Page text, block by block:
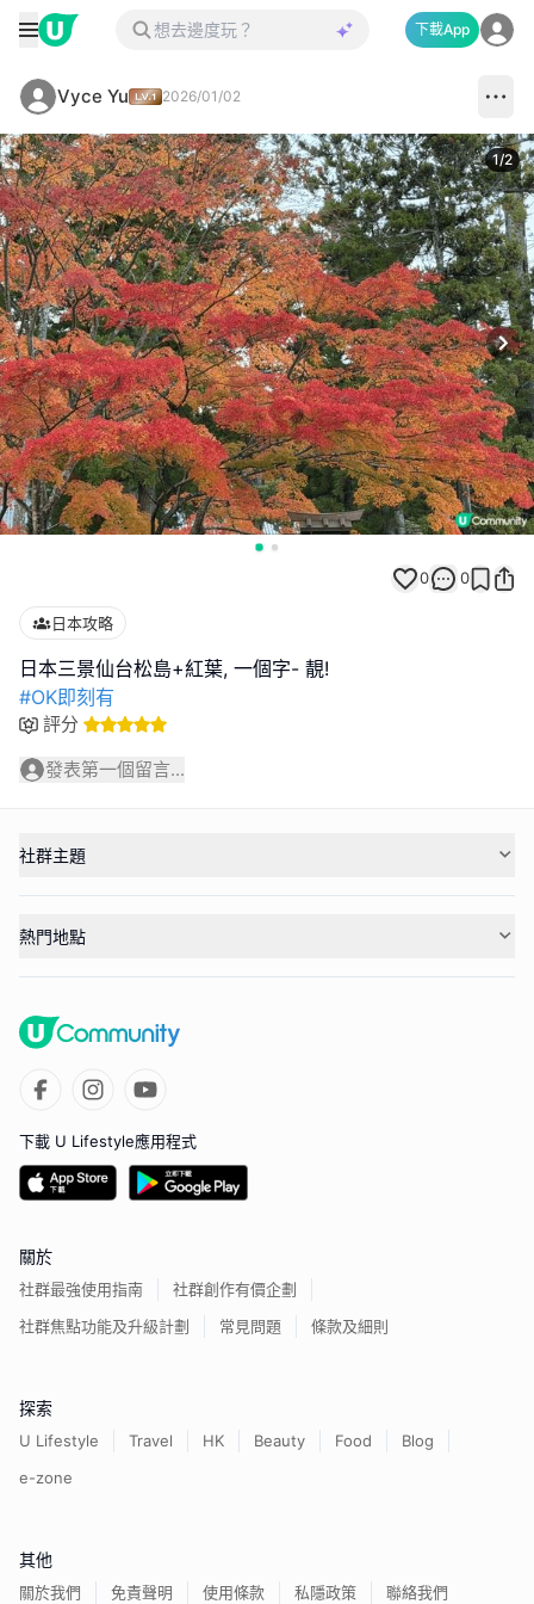
下載App
Vyce Yu 2026/01/02
1/2
0 0
日本攻略
#OK即刻有
評分
發表第一個留言...
社群主題
熱門地點
下載 U Lifestyle應用程式
關於
社群最強使用指南
社群創作有價企劃
社群焦點功能及升級計劃
常見問題 條款及細則
探索
U Lifestyle Travel HK Beauty Food
Blog
e-zone
其他
關於我們 免責聲明 使用條款 私隱政策 聯絡我們